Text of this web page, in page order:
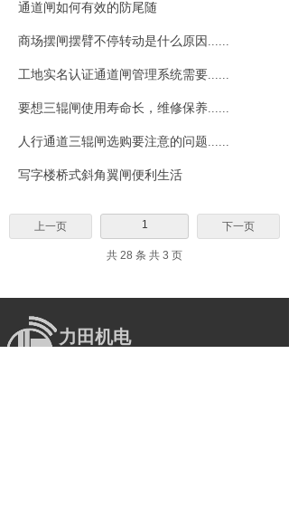
通道闸如何有效的防尾随
商场摆闸摆臂不停转动是什么原因......
工地实名认证通道闸管理系统需要......
要想三辊闸使用寿命长，维修保养......
人行通道三辊闸选购要注意的问题......
写字楼桥式斜角翼闸便利生活
上一页 1 下一页
共 28 条 共 3 页
力田机电